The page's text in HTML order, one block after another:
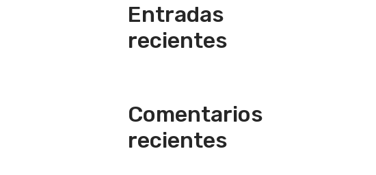
Entradas
recientes
Comentarios
recientes